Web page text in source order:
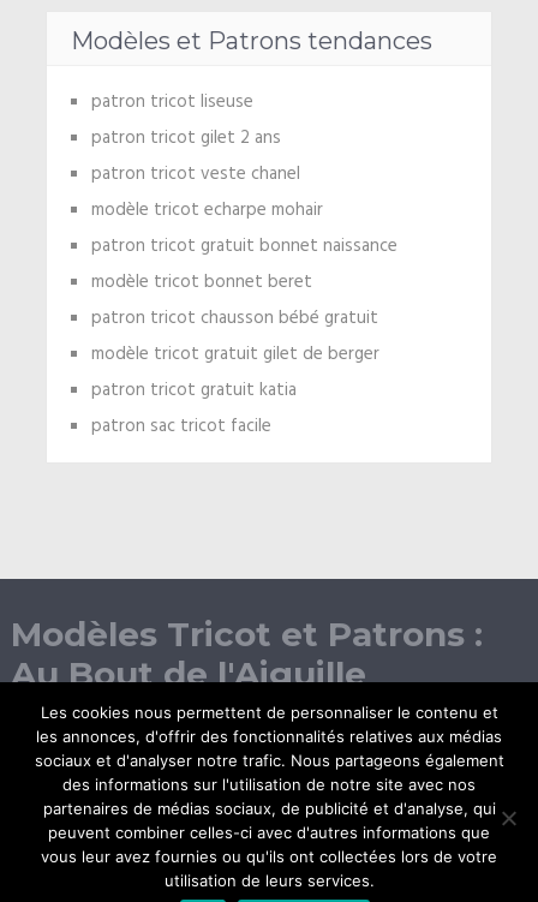
Modèles et Patrons tendances
patron tricot liseuse
patron tricot gilet 2 ans
patron tricot veste chanel
modèle tricot echarpe mohair
patron tricot gratuit bonnet naissance
modèle tricot bonnet beret
patron tricot chausson bébé gratuit
modèle tricot gratuit gilet de berger
patron tricot gratuit katia
patron sac tricot facile
Modèles Tricot et Patrons :
Au Bout de l'Aiguille
Les cookies nous permettent de personnaliser le contenu et
les annonces, d'offrir des fonctionnalités relatives aux médias
sociaux et d'analyser notre trafic. Nous partageons également
des informations sur l'utilisation de notre site avec nos
partenaires de médias sociaux, de publicité et d'analyse, qui
peuvent combiner celles-ci avec d'autres informations que
vous leur avez fournies ou qu'ils ont collectées lors de votre
utilisation de leurs services.